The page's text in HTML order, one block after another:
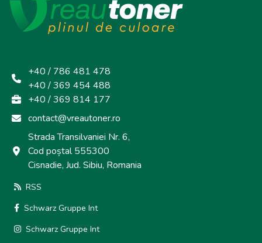
+40 / 786 481 478
+40 / 369 454 488
+40 / 369 814 177
contact@vreautoner.ro
Strada Transilvaniei Nr. 6,
Cod poștal 555300
Cisnadie, Jud. Sibiu, Romania
RSS
Schwarz Gruppe Int
Schwarz Gruppe Int